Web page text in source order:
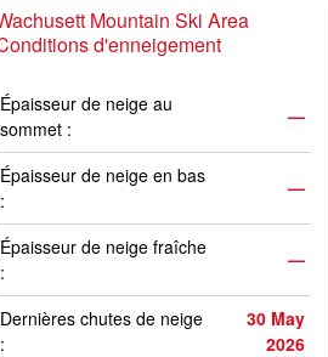
Mountain Ski Area
d'enneigement
Épaisseur de neige au
sommet :
—
Épaisseur de neige en bas
:
—
Épaisseur de neige fraîche
:
—
Dernières chutes de neige
:
30 May
2026